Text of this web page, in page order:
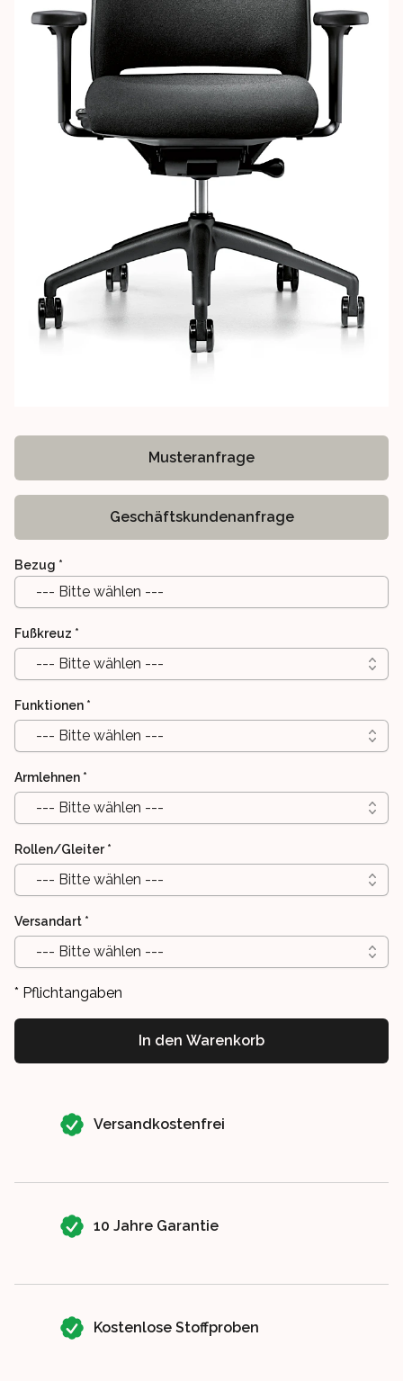
Musteranfrage
Geschäftskundenanfrage
Bezug *
--- Bitte wählen ---
Fußkreuz *
--- Bitte wählen ---
Funktionen *
--- Bitte wählen ---
Armlehnen *
--- Bitte wählen ---
Rollen/Gleiter *
--- Bitte wählen ---
Versandart *
--- Bitte wählen ---
* Pflichtangaben
In den Warenkorb
Versandkostenfrei
10 Jahre Garantie
Kostenlose Stoffproben